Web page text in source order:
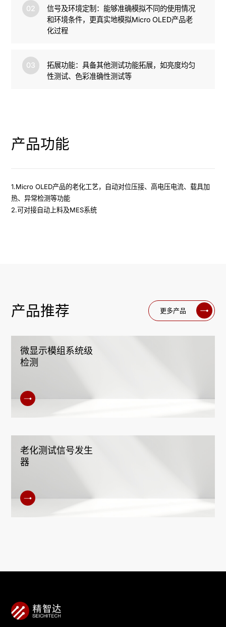
02
信号及环境定制：能够准确模拟不同的使用情况
和环境条件，更真实地模拟Micro OLED产品老
化过程
03
拓展功能：具备其他测试功能拓展，如亮度均匀
性测试、色彩准确性测试等
产品功能
1.Micro OLED产品的老化工艺，自动对位压接、高电压电流、载具加
热、异常检测等功能
2.可对接自动上料及MES系统
产品推荐 更多产品
微显示模组系统级
检测
老化测试信号发生
器